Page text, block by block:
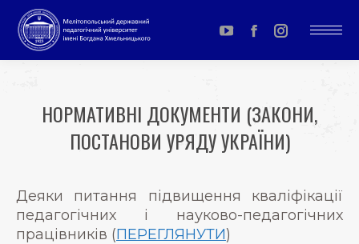
YouTube
page
in
new
Facebook
page
in
new
Instagram
page
in
new
НОРМАТИВНІ ДОКУМЕНТИ (ЗАКОНИ,
ПОСТАНОВИ УРЯДУ УКРАЇНИ)
Деяки питання підвищення кваліфікації
педагогічних і науково-педагогічних
працівників (ПЕРЕГЛЯНУТИ)